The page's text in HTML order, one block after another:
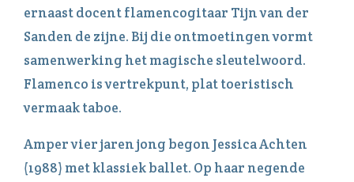
ernaast docent flamencogitaar Tijn van der
Sanden de zijne. Bij die ontmoetingen vormt
samenwerking het magische sleutelwoord.
Flamenco is vertrekpunt, plat toeristisch
vermaak taboe.
Amper vier jaren jong begon Jessica Achten
(1988) met klassiek ballet. Op haar negende